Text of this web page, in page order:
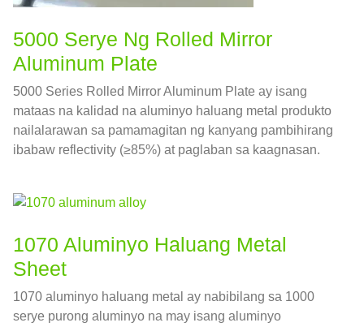
5000 Serye Ng Rolled Mirror
Aluminum Plate
5000 Series Rolled Mirror Aluminum Plate ay isang
mataas na kalidad na aluminyo haluang metal produkto
nailalarawan sa pamamagitan ng kanyang pambihirang
ibabaw reflectivity (≥85%) at paglaban sa kaagnasan.
ang isang salamin tulad ng pagtatapos habang
metal ng serye.
1070 Aluminyo Haluang Metal
Sheet
1070 aluminyo haluang metal ay nabibilang sa 1000
serye purong aluminyo na may isang aluminyo